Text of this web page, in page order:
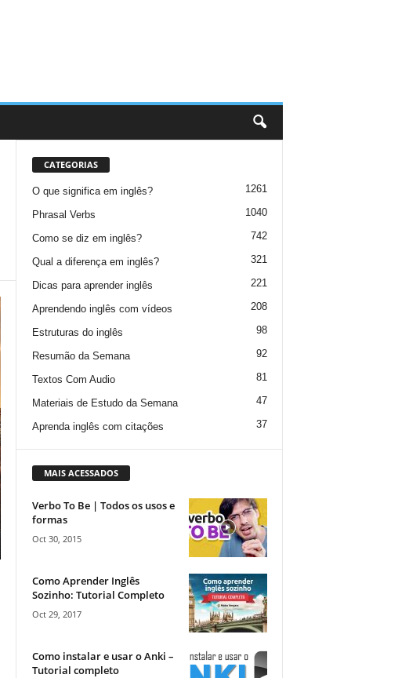
CATEGORIAS
O que significa em inglês? 1261
Phrasal Verbs 1040
Como se diz em inglês? 742
Qual a diferença em inglês? 321
Dicas para aprender inglês 221
Aprendendo inglês com vídeos 208
Estruturas do inglês 98
Resumão da Semana 92
Textos Com Audio 81
Materiais de Estudo da Semana 47
Aprenda inglês com citações 37
MAIS ACESSADOS
Verbo To Be | Todos os usos e
formas
Oct 30, 2015
Como Aprender Inglês
Sozinho: Tutorial Completo
Oct 29, 2017
Como instalar e usar o Anki –
Tutorial completo